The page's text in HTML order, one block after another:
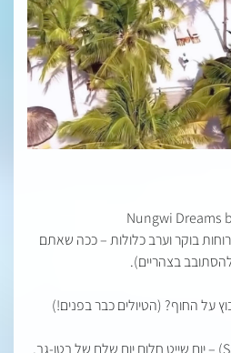
Nungwi Dreams
בוקר וערב כלולות – ככה שאתם
בצהריים).
החוף? (הטיולים כבר בפנים!)
🌊 "ספארי בלו" (Safari Blue) – יום שייט חלום יום שלם של בטן-גב,